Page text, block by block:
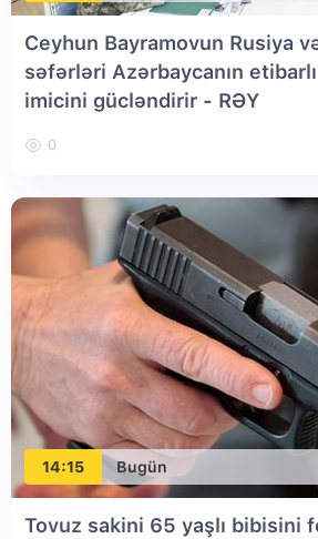
Ceyhun Bayramovun Rusiya
səfərləri Azərbaycanın
imicini gücləndirir - RƏY
0
14:15 Bugün
Tovuz sakini 65 yaşlı bibisini